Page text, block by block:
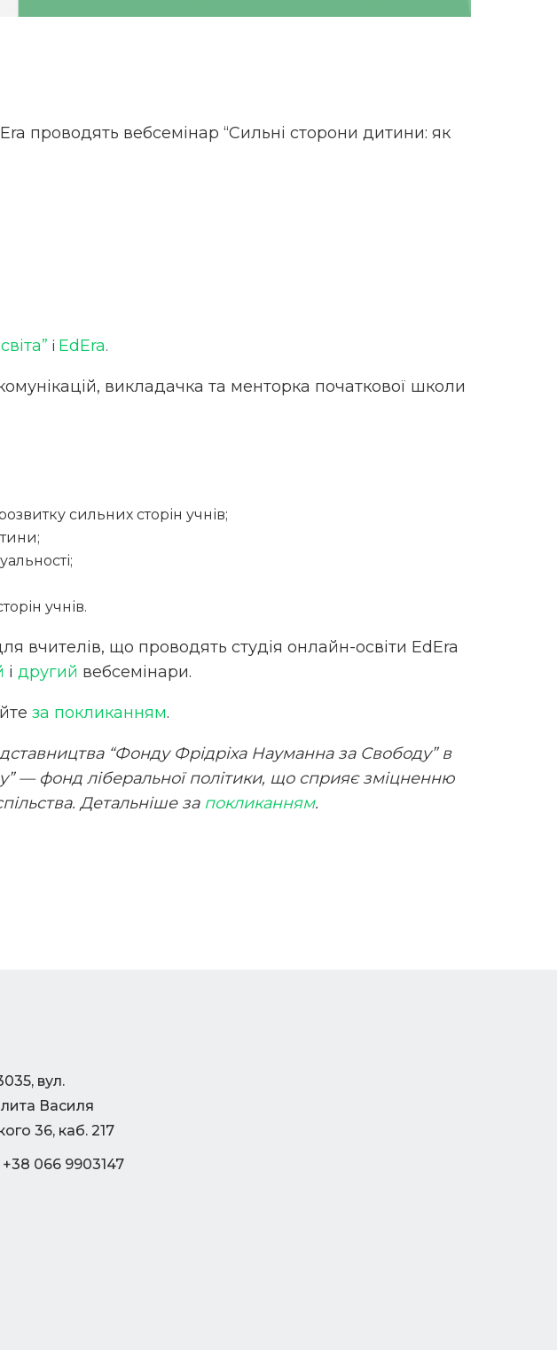
проводять вебсемінар “Сильні сторони дитини: як
і EdEra.
викладачка та менторка початкової школи
сильних сторін учнів;
учнів.
вчителів, що проводять студія онлайн-освіти EdEra
і другий вебсемінари.
за покликанням.
“Фонду Фрідріха Науманна за Свободу” в
— фонд ліберальної політики, що сприяє зміцненню
Детальніше за покликанням.
вул.
Василя
36, каб. 217
066 9903147